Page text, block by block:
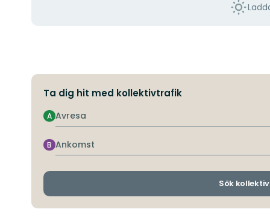
Ta dig hit med kollektivtrafik
Avresa
A
Ankomst
B
Sök